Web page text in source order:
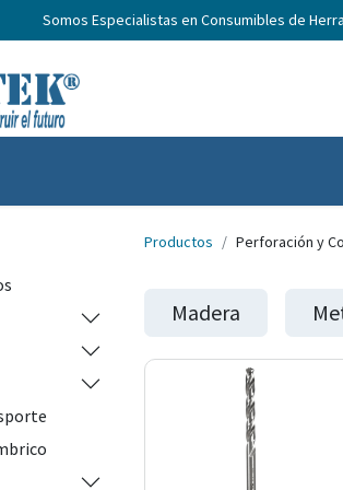
Somos Especialistas en Consumibles de
Productos Perforación y
Madera